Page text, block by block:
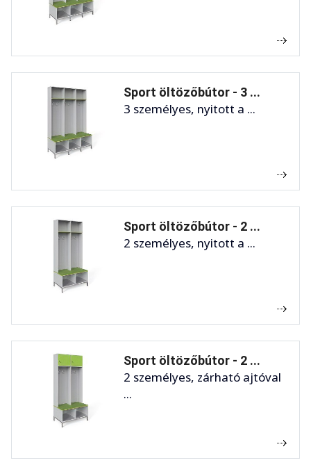
Sport öltözőbútor - 3 ...
3 személyes, nyitott a ...
Sport öltözőbútor - 2 ...
2 személyes, nyitott a ...
Sport öltözőbútor - 2 ...
2 személyes, zárható ajtóval
...